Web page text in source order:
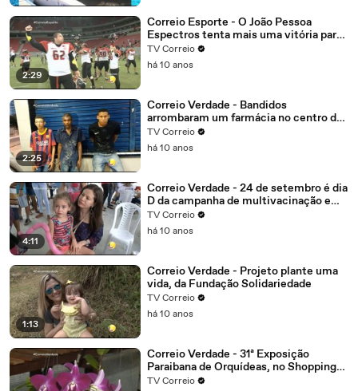
2:29
Correio Esporte - O João Pessoa
Espectros tenta mais uma vitória para
garantir vantagem
TV Correio
há 10 anos
2:25
Correio Verdade - Bandidos
arrombaram um farmácia no centro de
Campina Grande, o alarme disparou
eles não tiveram tempo de correr e
TV Correio
há 10 anos
4:11
Correio Verdade - 24 de setembro é dia
D da campanha de multivacinação em
João Pessoa
TV Correio
há 10 anos
1:13
Correio Verdade - Projeto plante uma
vida, da Fundação Solidariedade
TV Correio
há 10 anos
Correio Verdade - 31ª Exposição
Paraibana de Orquídeas, no Shopping
Tambiá
TV Correio